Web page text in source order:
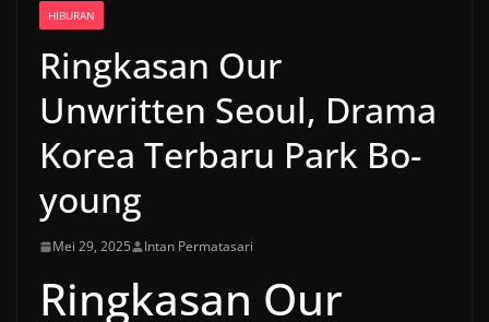
HIBURAN
Ringkasan Our
Unwritten Seoul, Drama
Korea Terbaru Park Bo-
young
Mei 29, 2025 Intan Permatasari
Ringkasan Our